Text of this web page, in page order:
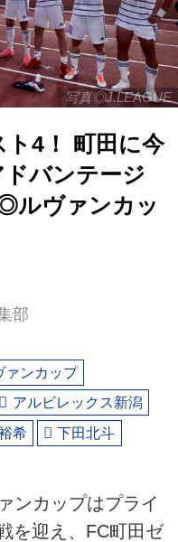
写真◎J.LEAGUE
4！ 町田に今
バンテージ
ルヴァンカッ
部
ァンカップ
アルビレックス新潟
希 下田北斗
ンカップはプライ
を迎え、FC町田ゼ